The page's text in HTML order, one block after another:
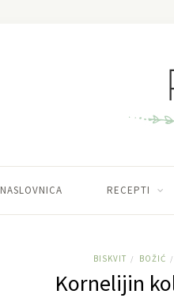
NASLOVNICA RECEPTI
BISKVIT / BOŽIĆ /
Kornelijin